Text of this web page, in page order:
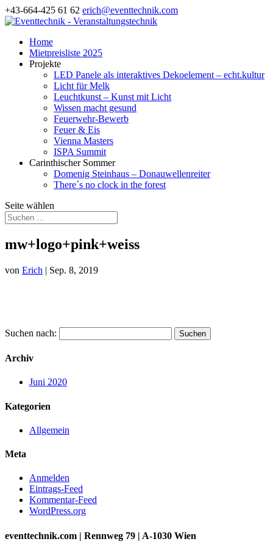
+43-664-425 61 62 erich@eventtechnik.com
Home
Mietpreisliste 2025
Projekte
LED Panele als interaktives Dekoelement – echt.kultur
Licht für Melk
Leuchtkunst – Kunst mit Licht
Wissen macht gesund
Feuerwehr-Bewerb
Feuer & Eis
Vienna Masters
ISPA Summit
Carinthischer Sommer
Domenig Steinhaus – Donauwellenreiter
There´s no clock in the forest
Seite wählen
mw+logo+pink+weiss
von Erich | Sep. 8, 2019
Suchen nach:
Archiv
Juni 2020
Kategorien
Allgemein
Meta
Anmelden
Eintrags-Feed
Kommentar-Feed
WordPress.org
eventtechnik.com | Rennweg 79 | A-1030 Wien